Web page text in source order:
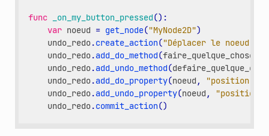
func _on_my_button_pressed():
var noeud = get_node("MyNode2D")
undo_redo.create_action("Déplacer le noeud"
undo_redo.add_do_method(faire_quelque_chose
undo_redo.add_undo_method(
undo_redo.add_do_property(noeud , "position"
undo_redo.add_undo_property(noeud , "position"
undo_redo.commit_action()